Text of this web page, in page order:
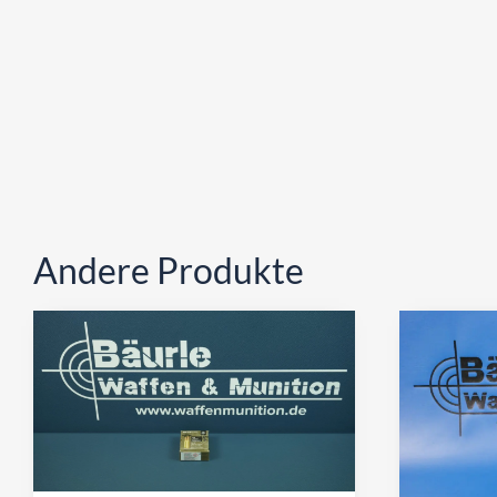
Andere Produkte